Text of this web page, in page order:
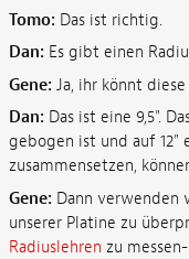
Tomo: Das ist richtig.
Dan: Es gibt einen
Gene: Ja, ihr könnt
Dan: Das ist eine 9,5".
gebogen ist und auf 12"
zusammensetzen,
Gene: Dann verwenden
unserer Platine zu
Radiuslehren zu messen-